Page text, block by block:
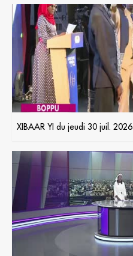
XIBAAR YI du jeudi 30 juil. 2026